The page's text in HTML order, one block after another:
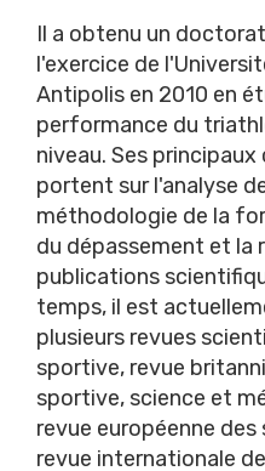
Il a obtenu un
l'exercice de
Antipolis en 2010 en
performance du
niveau. Ses
portent sur l'analyse
méthodologie de la
du dépassement et la
publications
temps, il est
plusieurs revues
sportive, revue
sportive, science et
revue européenne
revue internationale